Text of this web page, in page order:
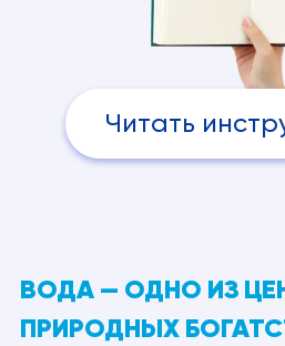
Читать
ВОДА — ОДНО ИЗ
ПРИРОДНЫХ